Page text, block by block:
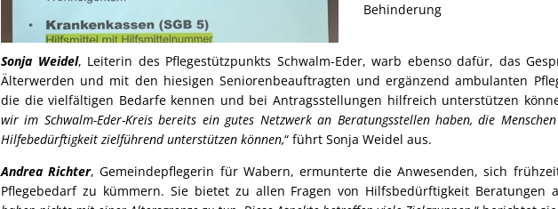
Behinderung
Sonja Weidel, Leiterin des Pflegestützpunkts Schwalm-Eder, warb ebenso dafür, das
Älterwerden und mit den hiesigen Seniorenbeauftragten und ergänzend ambulanten
die die vielfältigen Bedarfe kennen und bei Antragsstellungen hilfreich unterstützen
wir im Schwalm-Eder-Kreis bereits ein gutes Netzwerk an Beratungsstellen haben, die
Hilfebedürftigkeit zielführend unterstützen können,“ führt Sonja Weidel aus.
Andrea Richter, Gemeindepflegerin für Wabern, ermunterte die Anwesenden, sich
Pflegebedarf zu kümmern. Sie bietet zu allen Fragen von Hilfsbedürftigkeit Beratungen